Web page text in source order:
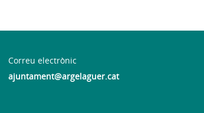
Correu electrònic
ajuntament@argelaguer.cat